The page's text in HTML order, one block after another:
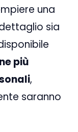
una
sia
più
,
saranno